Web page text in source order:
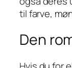
til farve,
Den